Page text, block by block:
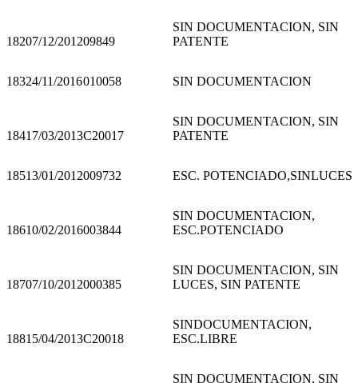
18207/12/201209849
SIN DOCUMENTACION, SIN
PATENTE
18324/11/2016010058 SIN DOCUMENTACION
18417/03/2013C20017
SIN DOCUMENTACION, SIN
PATENTE
18513/01/2012009732 ESC. POTENCIADO,SINLUCES
18610/02/2016003844
SIN DOCUMENTACION,
ESC.POTENCIADO
18707/10/2012000385
SIN DOCUMENTACION, SIN
LUCES, SIN PATENTE
18815/04/2013C20018
SINDOCUMENTACION,
ESC.LIBRE
SIN DOCUMENTACION, SIN